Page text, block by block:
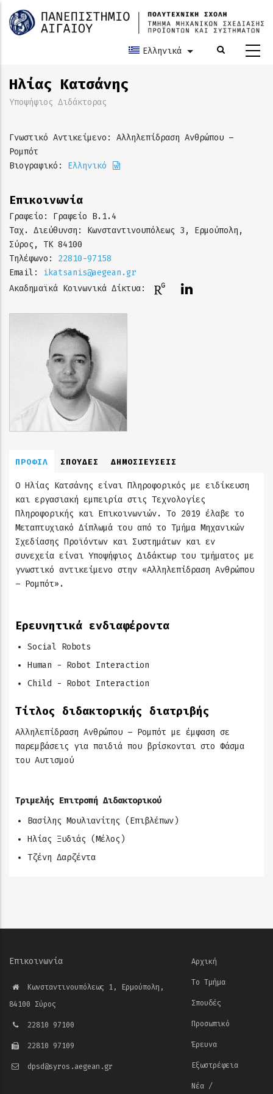
Παράκαμψη
προς
Ελληνικά Λίστα πρόσθετων
Ηλίας Κατσάνης
Υποψήφιος Διδάκτορας
Γνωστικό Αντικείμενο: Αλληλεπίδραση Ανθρώπου –
Ρομπότ
Βιογραφικό: Ελληνικό
Επικοινωνία
Γραφείο: Γραφείο Β.1.4
Ταχ. Διεύθυνση: Κωνσταντινουπόλεως 3, Ερμούπολη,
Σύρος, ΤΚ 84100
Τηλέφωνο: 22810-97158
Email:
ikatsanis@aegean.gr
Ακαδημαϊκά Κοινωνικά Δίκτυα:
ΠΡΟΦΙΛ ΣΠΟΥΔΕΣ ΔΗΜΟΣΙΕΥΣΕΙΣ
Ο Ηλίας Κατσάνης είναι Πληροφορικός με ειδίκευση
και εργασιακή εμπειρία στις Τεχνολογίες
Πληροφορικής και Επικοινωνιών. Το 2019 έλαβε το
Μεταπτυχιακό Δίπλωμά του από το Τμήμα Μηχανικών
Σχεδίασης Προϊόντων και Συστημάτων και εν
συνεχεία είναι Υποψήφιος Διδάκτωρ του τμήματος με
γνωστικό αντικείμενο στην «Αλληλεπίδραση Ανθρώπου
– Ρομπότ».
Ερευνητικά ενδιαφέροντα
Social Robots
Human - Robot Interaction
Child - Robot Interaction
Τίτλος διδακτορικής διατριβής
Αλληλεπίδραση Ανθρώπου – Ρομπότ με έμφαση σε
παρεμβάσεις για παιδιά που βρίσκονται στο Φάσμα
του Αυτισμού
Τριμελής Επιτροπή Διδακτορικού
Βασίλης Μουλιανίτης (Επιβλέπων)
Ηλίας Ξυδιάς (Μέλος)
Τζένη Δαρζέντα
Επικοινωνία
Κωνσταντινουπόλεως 1, Ερμούπολη,
84100 Σύρος
22810 97100
22810 97109
dpsd@syros.aegean.gr
Αρχική
Το Τμήμα
Σπουδές
Προσωπικό
Έρευνα
Εξωστρέφεια
Νέα /